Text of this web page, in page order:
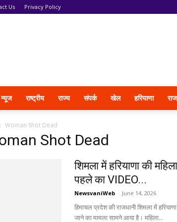
Us Privacy Policy
राष्ट्रीय राज्य संपर्क खेल हरियाणा
Woman Shot Dead
Shot Dead
शिमला में हरियाणा की
पहले का VIDEO...
NewsvaniWeb - June 14, 2026
हिमाचल प्रदेश की राजधानी शिमला में
जाने का मामला सामने आया है। महिला...